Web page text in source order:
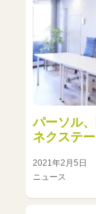
パーソル
ネクステ
2021年2月5日
ニュース